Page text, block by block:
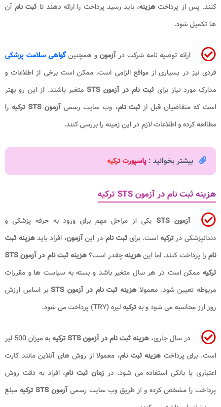
کنند. پس از پرداخت هزینه، باید رسید پرداخت را ارائه دهند تا ثبت نامآن
ها تکمیل شود.
ارائه توصیه نامه شرکت در آزمون و همچنینگواهی سلامت پزشکی
فردی نیز در بسیاری از مواقع الزامی است. ممکن است برخی از اطلاعات و
مدارک مورد نیاز برای ثبت نام در آزمون STS
متغیر باشند. از این رو بهتر
است که متقاضیان قبل از ثبت نام، وب سایت رسمی آزمون STS ترکیه
را
مطالعه کرده و اطلاعات لازم در این زمینه را بررسی کنند.
بیشتر بخوانید : پاسپورت ترکیه
هزینه ثبت نام در آزمون STS ترکیه
آزمون STS
یکی از مراحل مهم برای ورود به حرفه پزشکی و
دندانپزشکی درترکیه است. برایثبت نام در اینآزمون، افراد بایدهزینه ثبت
نام را پرداخت کنند. اما اینهزینهچقدر است؟
هزینه ثبت نام در آزمون STS
ترکیه ممکن است در هر سال متغیر باشد و بسته به سیاست ها و مقررات
مربوطه تعیین شود. معمولا هزینه ثبت نام در آزمون STS
بر اساس ارزش
روز ارز محاسبه می شود و بهترکیهلیره (TRY) پرداخت می شود.
در سال جاری، هزینه ثبت نام در آزمون STS ترکیه
به میزان 500 لیر
است. برای پرداخت هزینه ثبت نام، معمولا از روش های آنلاین مانند کارت
اعتباری یا بانکی استفاده می شود. در زمان ثبت نام، افراد به دقت روش
پرداخت را مشخص کرده و از طریق وب سایت رسمی آزمون STS ترکیه
مبلغ